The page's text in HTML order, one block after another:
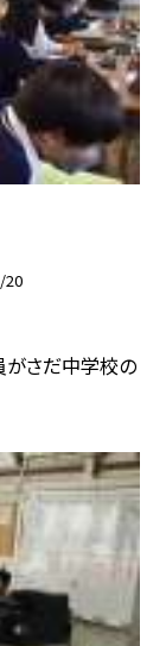
20
がさだ中学校の